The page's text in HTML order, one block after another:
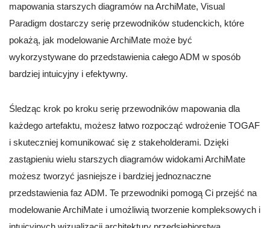
mapowania starszych diagramów na ArchiMate, Visual
Paradigm dostarczy serię przewodników studenckich, które
pokażą, jak modelowanie ArchiMate może być
wykorzystywane do przedstawienia całego ADM w sposób
bardziej intuicyjny i efektywny.
Śledząc krok po kroku serię przewodników mapowania dla
każdego artefaktu, możesz łatwo rozpocząć wdrożenie TOGAF
i skuteczniej komunikować się z stakeholderami. Dzięki
zastąpieniu wielu starszych diagramów widokami ArchiMate
możesz tworzyć jasniejsze i bardziej jednoznaczne
przedstawienia faz ADM. Te przewodniki pomogą Ci przejść na
modelowanie ArchiMate i umożliwią tworzenie kompleksowych i